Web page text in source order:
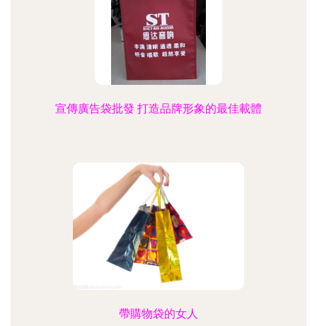
宣傳廣告袋批發 打造品牌形象的最佳載體
帶購物袋的女人